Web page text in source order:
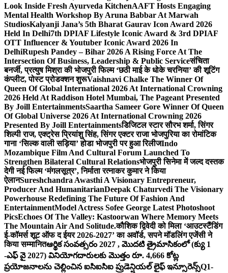
Look Inside Fresh Ayurveda KitchenAAFT Hosts Engaging
Mental Health Workshop By Aruna Babbar At Marwah
StudiosKalyanji Jana’s 5th Bharat Gaurav Icon Award 2026
Held In Delhi7th DPIAF Lifestyle Iconic Award & 3rd DPIAF
OTT Influencer & Youtuber Iconic Award 2026 In
DelhiRupesh Pandey – Bihar 2026 A Rising Force At The
Intersection Of Business, Leadership & Public Serviceसंचिता
बनर्जी, प्रत्युष मिश्रा की भोजपुरी फिल्म ‘छठी माई के धोके चरनिया’ की शूटिंग
कंप्लीट, पोस्ट प्रोडक्शन शुरूVaishnavi Chalke The Winner Of
Queen Of Global International 2026 At International Crowning
2026 Held At Raddison Hotel Mumbai, The Pageant Presented
By Joill EntertainmentsSaartha Sameer Gore Winner Of Queen
Of Global Universe 2026 At International Crowning 2026
Presented By Joill Entertainmentsडिजिटल स्टार सौरभ शर्मा, सिंगर
शिल्पी राज, एक्ट्रेस प्रियांशु सिंह, सिंगर एक्टर राजा भोजपुरिया का रोमांटिक
गाना ‘सिल्क वाली सड़िया’ होडा भोजपुरी पर हुआ रिलीजIndo
Mozambique Film And Cultural Forum Launched To
Strengthen Bilateral Cultural Relationsभोजपुरी सिनेमा में जल्द दस्तक
देगी नई फिल्म ‘मंगलसूत्र’, निर्माता रत्नाकर कुमार ने किया
ऐलानSureshchandra Awasthi A Visionary Entrepreneur,
Producer And HumanitarianDeepak Chaturvedi The Visionary
Powerhouse Redefining The Future Of Fashion And
EntertainmentModel Actress Sofee George Latest Photoshoot
PicsEchoes Of The Valley: Kastoorwan Where Memory Meets
The Mountain Air And Solitude.कौशिक द्विवेदी को मिला ‘आउटस्टैंडिंग
ई-कॉमर्स शूट ऑफ द ईयर 2026-2027’ का अवॉर्ड, सपने मॉडलिंग एजेंसी ने
किया सम्मानितఆర్థిక సంవత్సరం 2027 , మొదటి త్రైమాసికంలో (క్యు 1
-ఎఫ్ వై 2027) వినియోగదారులకు మొత్తం రూ. 4,666 కోట్ల
ప్రయోజనాలను చెల్లించిన ఐసిఐసిఐ ప్రుడెన్షియల్ లైఫ్ ఇన్సూరెన్స్Q1-